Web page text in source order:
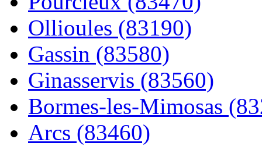
Ollioules (83190)
Gassin (83580)
Ginasservis (83560)
Bormes-les-Mimosas
Arcs (83460)